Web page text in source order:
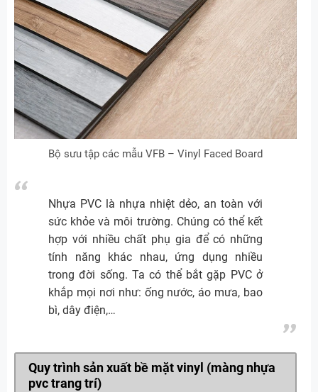
Bộ sưu tập các mẫu VFB – Vinyl Faced Board
Nhựa PVC là nhựa nhiệt dẻo, an toàn với
sức khỏe và môi trường. Chúng có thể kết
hợp với nhiều chất phụ gia để có những
tính năng khác nhau, ứng dụng nhiều
trong đời sống. Ta có thể bắt gặp PVC ở
khắp mọi nơi như: ống nước, áo mưa, bao
bì, dây điện,…
Quy trình sản xuất bề mặt vinyl (màng nhựa
pvc trang trí)